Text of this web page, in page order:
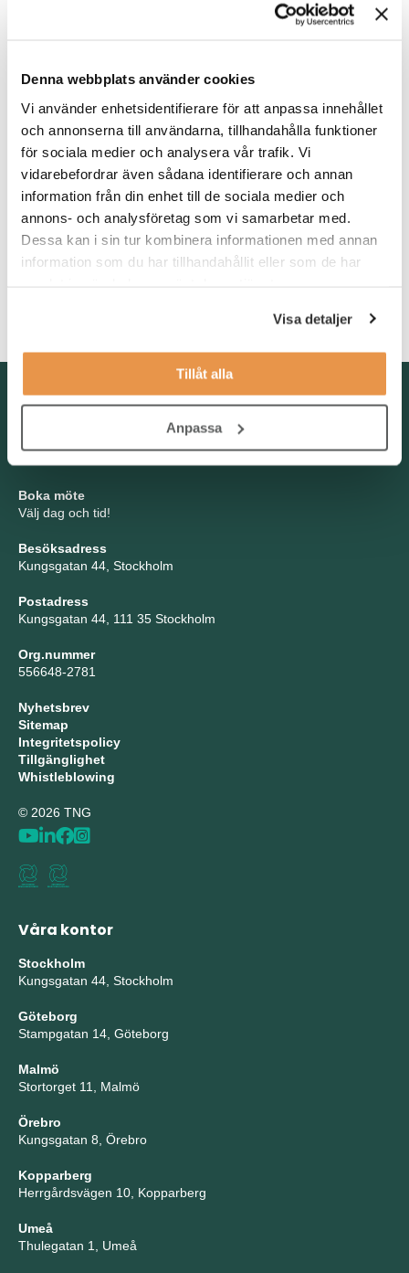
Denna webbplats använder cookies
Vi använder enhetsidentifierare för att anpassa innehållet
och annonserna till användarna, tillhandahålla funktioner
för sociala medier och analysera vår trafik. Vi
vidarebefordrar även sådana identifierare och annan
information från din enhet till de sociala medier och
annons- och analysföretag som vi samarbetar med.
Dessa kan i sin tur kombinera informationen med annan
information som du har tillhandahållit eller som de har
Visa detaljer
Tillåt alla
Anpassa
med motivationen att bidra till butikens utveckling. Det är
önskvärt att du arbetat i en liknande roll inom försäljning av
varor och kundbemötande. Har du ett intresse för eller
erfarenhet inom el är det meriterande. Det är även meriterande
Du har datorvana samt goda kunskaper i svenska och engelska
både i tal och skrift.
Som person är du positiv, lösningsorienterad och flexibel. Du är
Kontakta oss
Boka möte
Välj dag och tid!
Besöksadress
Kungsgatan 44, Stockholm
Postadress
Kungsgatan 44, 111 35 Stockholm
Org.nummer
556648-2781
Nyhetsbrev
Sitemap
Integritetspolicy
Tillgänglighet
Whistleblowing
© 2026 TNG
Våra kontor
Stockholm
Kungsgatan 44, Stockholm
Göteborg
Stampgatan 14, Göteborg
Malmö
Stortorget 11, Malmö
Örebro
Kungsgatan 8, Örebro
Kopparberg
Herrgårdsvägen 10, Kopparberg
Umeå
Thulegatan 1, Umeå